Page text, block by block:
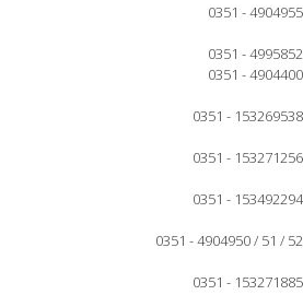
0351 - 4904955
0351 - 4995852
0351 - 4904400
0351 - 153269538
0351 - 153271256
0351 - 153492294
0351 - 4904950 / 51 / 52
0351 - 153271885